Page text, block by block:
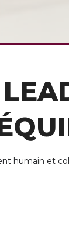
humain et